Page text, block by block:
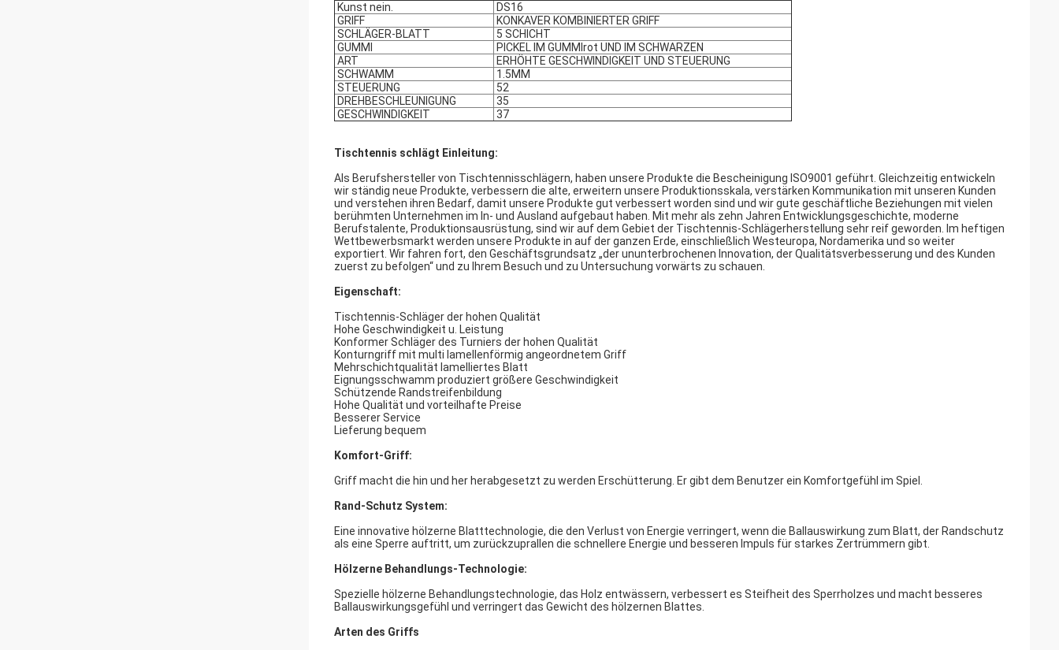
Kunst nein.
DS16
GRIFF
KONKAVER KOMBINIERTER GRIFF
SCHLÄGER-BLATT
5 SCHICHT
GUMMI
PICKEL IM GUMMIrot UND IM SCHWARZEN
ART
ERHÖHTE GESCHWINDIGKEIT UND STEUERUNG
SCHWAMM
1.5MM
STEUERUNG
52
DREHBESCHLEUNIGUNG
35
GESCHWINDIGKEIT
37
Tischtennis schlägt Einleitung:
Als Berufshersteller von Tischtennisschlägern, haben unsere Produkte die Bescheinigung ISO9001 geführt. Gleichzeitig entwickeln
wir ständig neue Produkte, verbessern die alte, erweitern unsere Produktionsskala, verstärken Kommunikation mit unseren Kunden
und verstehen ihren Bedarf, damit unsere Produkte gut verbessert worden sind und wir gute geschäftliche Beziehungen mit vielen
berühmten Unternehmen im In- und Ausland aufgebaut haben. Mit mehr als zehn Jahren Entwicklungsgeschichte, moderne
Berufstalente, Produktionsausrüstung, sind wir auf dem Gebiet der Tischtennis-Schlägerherstellung sehr reif geworden. Im heftigen
Wettbewerbsmarkt werden unsere Produkte in auf der ganzen Erde, einschließlich Westeuropa, Nordamerika und so weiter
exportiert. Wir fahren fort, den Geschäftsgrundsatz „der ununterbrochenen Innovation, der Qualitätsverbesserung und des Kunden
zuerst zu befolgen“ und zu Ihrem Besuch und zu Untersuchung vorwärts zu schauen.
Eigenschaft:
Tischtennis-Schläger der hohen Qualität
Hohe Geschwindigkeit u. Leistung
Konformer Schläger des Turniers der hohen Qualität
Konturngriff mit multi lamellenförmig angeordnetem Griff
Mehrschichtqualität lamelliertes Blatt
Eignungsschwamm produziert größere Geschwindigkeit
Schützende Randstreifenbildung
Hohe Qualität und vorteilhafte Preise
Besserer Service
Lieferung bequem
Komfort-Griff:
Griff macht die hin und her herabgesetzt zu werden Erschütterung. Er gibt dem Benutzer ein Komfortgefühl im Spiel.
Rand-Schutz System:
Eine innovative hölzerne Blatttechnologie, die den Verlust von Energie verringert, wenn die Ballauswirkung zum Blatt, der Randschutz
als eine Sperre auftritt, um zurückzuprallen die schnellere Energie und besseren Impuls für starkes Zertrümmern gibt.
Hölzerne Behandlungs-Technologie:
Spezielle hölzerne Behandlungstechnologie, das Holz entwässern, verbessert es Steifheit des Sperrholzes und macht besseres
Ballauswirkungsgefühl und verringert das Gewicht des hölzernen Blattes.
Arten des Griffs